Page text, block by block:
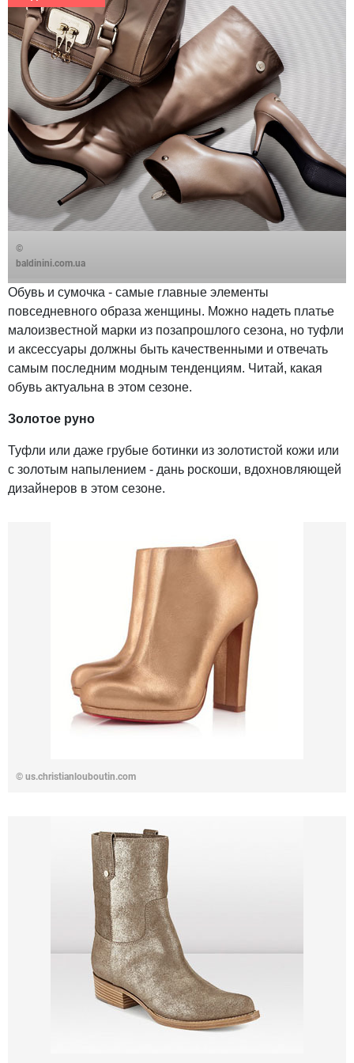
©
baldinini.com.ua
Обувь и сумочка - самые главные элементы
повседневного образа женщины. Можно надеть платье
малоизвестной марки из позапрошлого сезона, но туфли
и аксессуары должны быть качественными и отвечать
самым последним модным тенденциям. Читай, какая
обувь актуальна в этом сезоне.
Золотое руно
Туфли или даже грубые ботинки из золотистой кожи или
с золотым напылением - дань роскоши, вдохновляющей
дизайнеров в этом сезоне.
© us.christianlouboutin.com